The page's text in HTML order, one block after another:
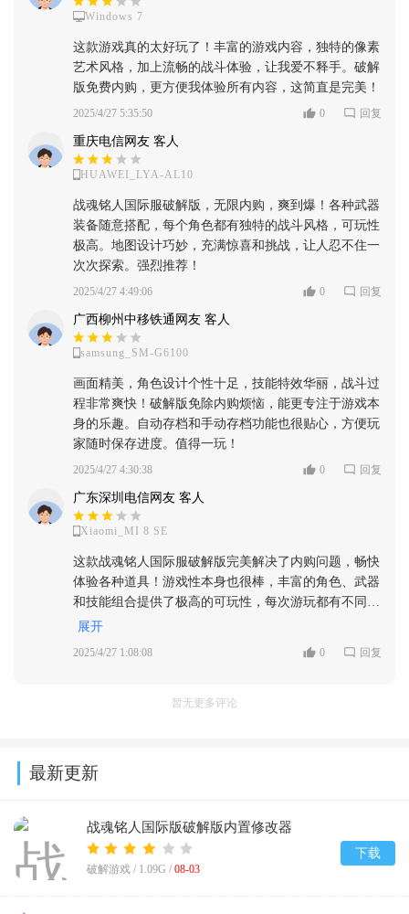
Windows 7
这款游戏真的太好玩了！丰富的游戏内容，独特的像素
艺术风格，加上流畅的战斗体验，让我爱不释手。破解
版免费内购，更方便我体验所有内容，这简直是完美！
2025/4/27 5:35:50 0 回复
重庆电信网友 客人
HUAWEI_LYA-AL10
战魂铭人国际服破解版，无限内购，爽到爆！各种武器
装备随意搭配，每个角色都有独特的战斗风格，可玩性
极高。地图设计巧妙，充满惊喜和挑战，让人忍不住一
次次探索。强烈推荐！
2025/4/27 4:49:06 0 回复
广西柳州中移铁通网友 客人
samsung_SM-G6100
画面精美，角色设计个性十足，技能特效华丽，战斗过
程非常爽快！破解版免除内购烦恼，能更专注于游戏本
身的乐趣。自动存档和手动存档功能也很贴心，方便玩
家随时保存进度。值得一玩！
2025/4/27 4:30:38 0 回复
广东深圳电信网友 客人
Xiaomi_MI 8 SE
这款战魂铭人国际服破解版完美解决了内购问题，畅快
体验各种道具！游戏性本身也很棒，丰富的角色、武器
和技能组合提供了极高的可玩性，每次游玩都有不同的
惊喜。战斗系统流畅，打击感十足，让人欲罢不能。推
展开
2025/4/27 1:08:08 0 回复
暂无更多评论
最新更新
战魂铭人国际版破解版内置修改器
(Otherworld Legends)v3.4.0
破解游戏 / 1.09G / 08-03
下载